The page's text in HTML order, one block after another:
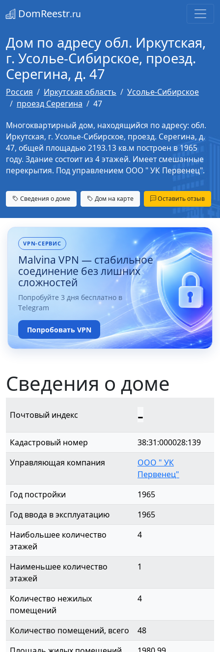
DomReestr.ru
Дом по адресу обл. Иркутская,
г. Усолье-Сибирское, проезд.
Серегина, д. 47
Россия Иркутская область
Усолье-Сибирское
проезд Серегина
47
Многоквартирный дом, находящийся по адресу: обл.
Иркутская, г. Усолье-Сибирское, проезд. Серегина, д.
47, общей площадью 2193.13 кв.м построен в 1965
году. Здание состоит из 4 этажей. Имеет смешанные
перекрытия. Под управлением ООО " УК Первенец".
Сведения о доме Дом на карте Оставить отзыв
VPN-СЕРВИС
Malvina VPN — стабильное
соединение без лишних
сложностей
Попробуйте 3 дня бесплатно в
Telegram
Попробовать VPN
Сведения о доме
Почтовый индекс -
Кадастровый номер
38:31:000028:139
Управляющая компания
ООО " УК
Первенец"
Год постройки
1965
Год ввода в эксплуатацию
1965
Наибольшее количество
этажей
4
Наименьшее количество
этажей
1
Количество нежилых
помещений
4
Количество помещений, всего
48